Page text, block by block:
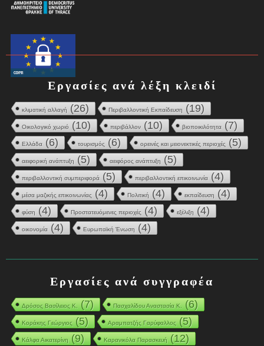
ν
Εργασίες ανά λέξη κλειδί
κλιματική αλλαγή (26) Περιβαλλοντική Εκπαίδευση (19)
Οικολογικό χωριό (10) περιβάλλον (10) βιοποικιλότητα (7)
Ελλάδα (6) τουρισμός (6) ορεινές και μειονεκτικές περιοχές (5)
αειφορική ανάπτυξη (5) αειφόρος ανάπτυξη (5)
περιβαλλοντική συμπεριφορά (5) περιβαλλοντική επικοινωνία (4)
μέσα μαζικής επικοινωνίας (4) Πολιτική (4) εκπαίδευση (4)
φύση (4) Προστατευόμενες περιοχές (4) εξέλιξη (4)
οικονομία (4) Ευρωπαϊκή Ένωση (4)
Εργασίες ανά συγγραφέα
Δρόσος Βασίλειος Κ. (7) Πασχαλίδου Αναστασία Κ. (6)
Κοράκης Γεώργιος(5) Αραμπατζής Γαρύφαλλος(5)
Κάλφα Αικατερίνη(9) Καρανικόλα Παρασκευή(12)